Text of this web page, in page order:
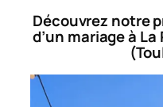
Découvrez notre
d’un mariage à